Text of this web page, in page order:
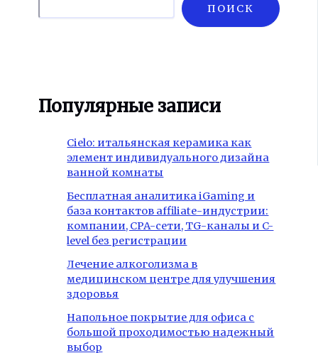
ПОИСК
Популярные записи
Cielo: итальянская керамика как
элемент индивидуального дизайна
ванной комнаты
Бесплатная аналитика iGaming и
база контактов affiliate-индустрии:
компании, CPA-сети, TG-каналы и C-
level без регистрации
Лечение алкоголизма в
медицинском центре для улучшения
здоровья
Напольное покрытие для офиса с
большой проходимостью надежный
выбор